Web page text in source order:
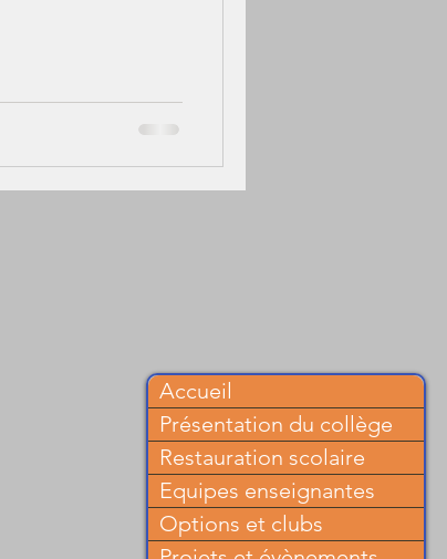
Accueil
Présentation du collège
Restauration scolaire
Equipes enseignantes
Options et clubs